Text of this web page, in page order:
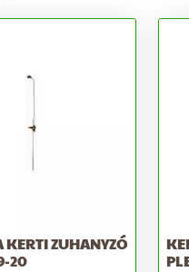
KERTI ZUHANYZÓ
20